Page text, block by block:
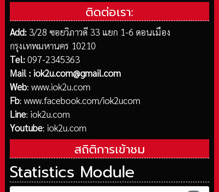
ติดต่อเรา:
Add: 3/28 ซอยวิภาวดี 33 แยก 1-6 ดอนเมือง
กรุงเทพมหานคร 10210
Tel: 097-2345363
Mail : iok2u.com@gmail.com
Web: www.iok2u.com
Fb: www.facebook.com/iok2ucom
Line: iok2u.com
Youtube: iok2u.com
สถิติการเข้าชม
Statistics Module